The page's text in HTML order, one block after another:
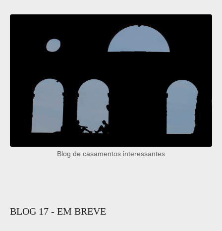
Blog de casamentos interessantes
BLOG 17 - EM BREVE